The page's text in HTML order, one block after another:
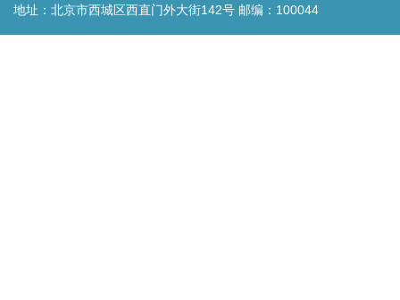
地址：北京市西城区西直门外大街142号 邮编：100044